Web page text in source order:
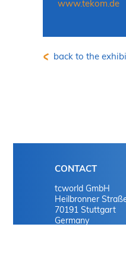
www.tekom.de
back to the
CONTACT
tcworld GmbH
Heilbronner
70191 Stuttgart
Germany